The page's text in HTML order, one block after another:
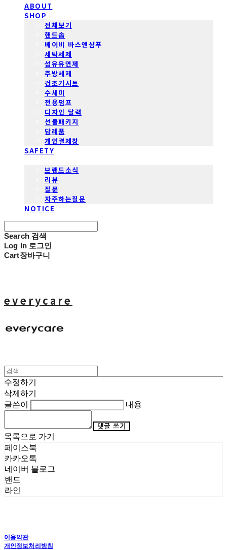
ABOUT
SHOP
전체보기
핸드솝
베이비 바스앤샴푸
세탁세제
섬유유연제
주방세제
건조기시트
수세미
전용펌프
디자인 달력
선물패키지
답례품
개인결제창
SAFETY
브랜드소식
리뷰
질문
자주하는질문
NOTICE
Search 검색
Log In 로그인
Cart장바구니
everycare
수정하기
삭제하기
글쓴이
내용
댓글 쓰기
목록으로 가기
페이스북
카카오톡
네이버 블로그
밴드
라인
이용약관
개인정보처리방침